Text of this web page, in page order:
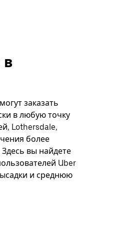
в
заказать
в любую точку
Lothersdale,
более
вы найдете
Uber
и среднюю